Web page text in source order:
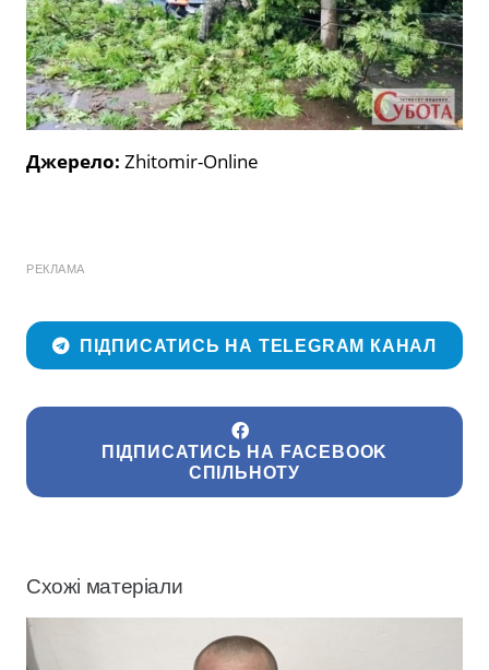
Джерело: Zhitomir-Online
РЕКЛАМА
ПІДПИСАТИСЬ НА TELEGRAM КАНАЛ
ПІДПИСАТИСЬ НА FACEBOOK
СПІЛЬНОТУ
Схожі матеріали